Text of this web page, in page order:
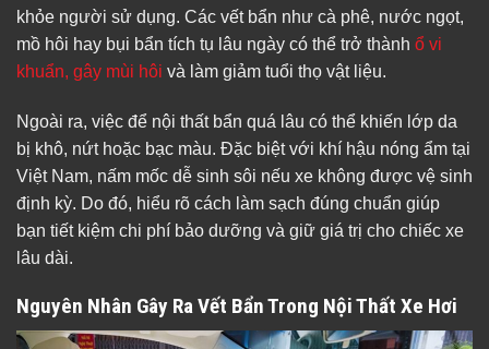
khỏe người sử dụng. Các vết bẩn như cà phê, nước ngọt,
mồ hôi hay bụi bẩn tích tụ lâu ngày có thể trở thành ổ vi
khuẩn, gây mùi hôi và làm giảm tuổi thọ vật liệu.
Ngoài ra, việc để nội thất bẩn quá lâu có thể khiến lớp da
bị khô, nứt hoặc bạc màu. Đặc biệt với khí hậu nóng ẩm tại
Việt Nam, nấm mốc dễ sinh sôi nếu xe không được vệ sinh
định kỳ. Do đó, hiểu rõ cách làm sạch đúng chuẩn giúp
bạn tiết kiệm chi phí bảo dưỡng và giữ giá trị cho chiếc xe
lâu dài.
Nguyên Nhân Gây Ra Vết Bẩn Trong Nội Thất Xe Hơi